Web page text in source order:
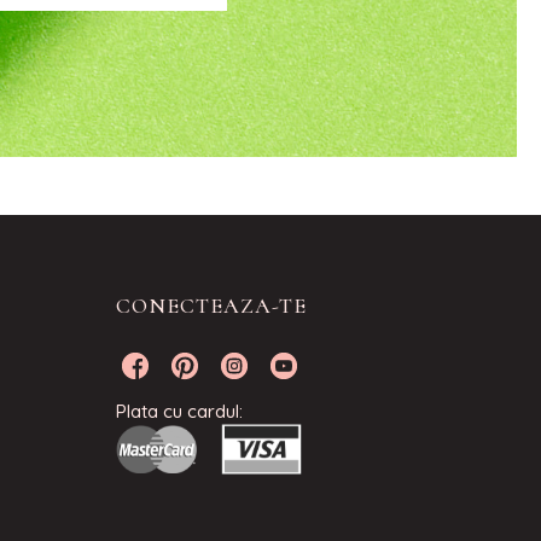
CONECTEAZA-TE
Plata cu cardul: